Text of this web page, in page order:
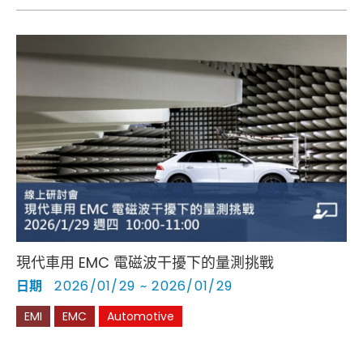
現代車用 EMC 電磁波干擾下的量測挑戰
日期 2026/01/29 ~ 2026/01/29
EMI EMC Automotive